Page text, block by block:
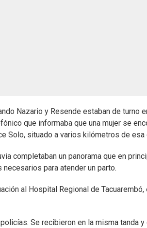
Nazario y Resende estaban de turno
que informaba que una mujer se
Solo, situado a varios kilómetros de esa
completaban un panorama que en
para atender un parto.
al Hospital Regional de
Se recibieron en la misma tanda